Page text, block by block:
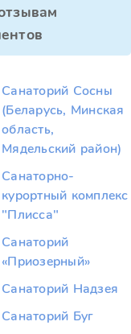
Санаторий Сосны
(Беларусь, Минская
область,
Мядельский район)
Санаторно-
курортный комплекс
"Плисса"
Санаторий
«Приозерный»
Санаторий Надзея
Санаторий Буг